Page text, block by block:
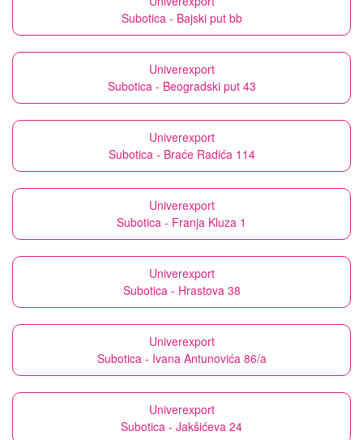
Subotica - Bajski put bb
Univerexport
Subotica - Beogradski put 43
Univerexport
Subotica - Braće Radića 114
Univerexport
Subotica - Franja Kluza 1
Univerexport
Subotica - Hrastova 38
Univerexport
Subotica - Ivana Antunovića 86/a
Univerexport
Subotica - Jakšićeva 24